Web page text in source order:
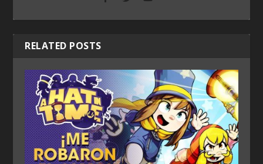
RELATED POSTS